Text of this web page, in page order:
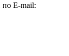
E-mail: